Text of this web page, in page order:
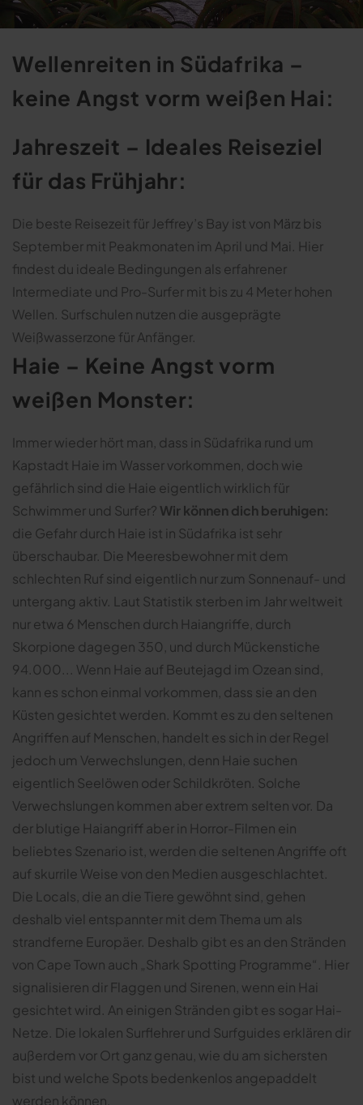
Wellenreiten in Südafrika –
keine Angst vorm weißen Hai:
Jahreszeit – Ideales Reiseziel
für das Frühjahr:
Die beste Reisezeit für Jeffrey’s Bay ist von März bis
September mit Peakmonaten im April und Mai. Hier
findest du ideale Bedingungen als erfahrener
Intermediate und Pro-Surfer mit bis zu 4 Meter hohen
Wellen. Surfschulen nutzen die ausgeprägte
Weißwasserzone für Anfänger.
Haie – Keine Angst vorm
weißen Monster:
Immer wieder hört man, dass in Südafrika rund um
Kapstadt Haie im Wasser vorkommen, doch wie
gefährlich sind die Haie eigentlich wirklich für
Schwimmer und Surfer? Wir können dich beruhigen:
die Gefahr durch Haie ist in Südafrika ist sehr
überschaubar. Die Meeresbewohner mit dem
schlechten Ruf sind eigentlich nur zum Sonnenauf- und
untergang aktiv. Laut Statistik sterben im Jahr weltweit
nur etwa 6 Menschen durch Haiangriffe, durch
Skorpione dagegen 350, und durch Mückenstiche
94.000... Wenn Haie auf Beutejagd im Ozean sind,
kann es schon einmal vorkommen, dass sie an den
Küsten gesichtet werden. Kommt es zu den seltenen
Angriffen auf Menschen, handelt es sich in der Regel
jedoch um Verwechslungen, denn Haie suchen
eigentlich Seelöwen oder Schildkröten. Solche
Verwechslungen kommen aber extrem selten vor. Da
der blutige Haiangriff aber in Horror-Filmen ein
beliebtes Szenario ist, werden die seltenen Angriffe oft
auf skurrile Weise von den Medien ausgeschlachtet.
Die Locals, die an die Tiere gewöhnt sind, gehen
deshalb viel entspannter mit dem Thema um als
strandferne Europäer. Deshalb gibt es an den Stränden
von Cape Town auch „Shark Spotting Programme“. Hier
signalisieren dir Flaggen und Sirenen, wenn ein Hai
gesichtet wird. An einigen Stränden gibt es sogar Hai-
Netze. Die lokalen Surflehrer und Surfguides erklären dir
außerdem vor Ort ganz genau, wie du am sichersten
bist und welche Spots bedenkenlos angepaddelt
werden können.